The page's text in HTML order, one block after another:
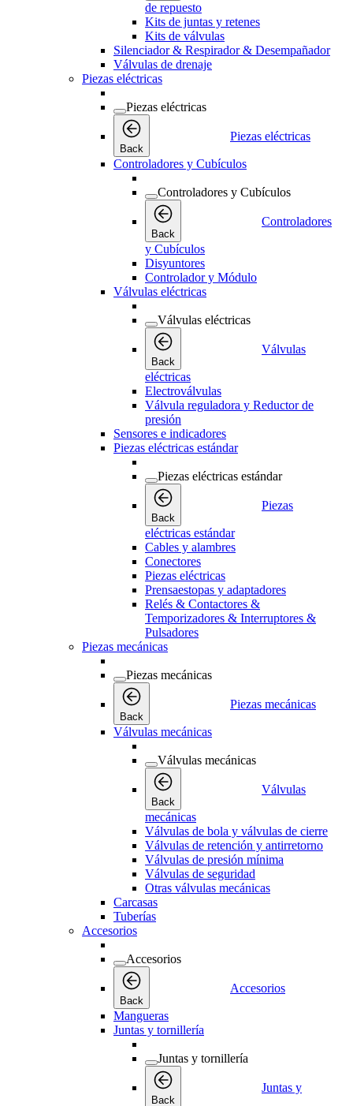
de repuesto
Kits de juntas y retenes
Kits de válvulas
Silenciador & Respirador & Desempañador
Válvulas de drenaje
Piezas eléctricas
Piezas eléctricas
Back
Piezas eléctricas
Controladores y Cubículos
Controladores y Cubículos
Back
Controladores
y Cubículos
Disyuntores
Controlador y Módulo
Válvulas eléctricas
Válvulas eléctricas
Back
Válvulas
eléctricas
Electroválvulas
Válvula reguladora y Reductor de
presión
Sensores e indicadores
Piezas eléctricas estándar
Piezas eléctricas estándar
Back
Piezas
eléctricas estándar
Cables y alambres
Conectores
Piezas eléctricas
Prensaestopas y adaptadores
Relés & Contactores &
Temporizadores & Interruptores &
Pulsadores
Piezas mecánicas
Piezas mecánicas
Back
Piezas mecánicas
Válvulas mecánicas
Válvulas mecánicas
Back
Válvulas
mecánicas
Válvulas de bola y válvulas de cierre
Válvulas de retención y antirretorno
Válvulas de presión mínima
Válvulas de seguridad
Otras válvulas mecánicas
Carcasas
Tuberías
Accesorios
Accesorios
Back
Accesorios
Mangueras
Juntas y tornillería
Juntas y tornillería
Back
Juntas y